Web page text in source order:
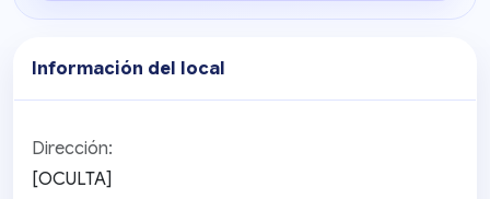
Información del local
Dirección:
[OCULTA]